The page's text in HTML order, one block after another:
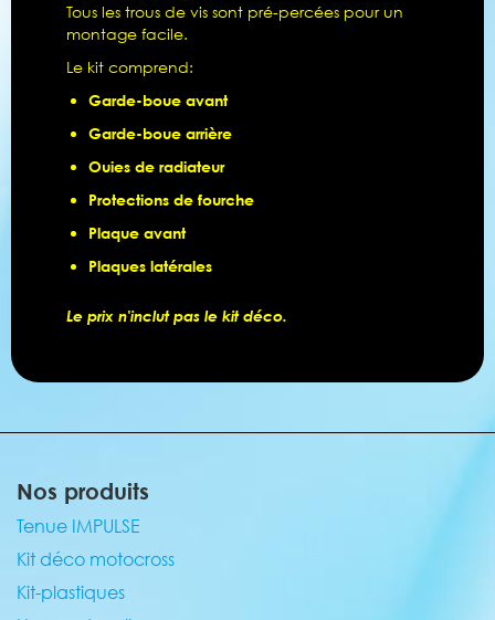
Tous les trous de vis sont pré-percées pour un
montage facile.
Le kit comprend:
Garde-boue avant
Garde-boue arrière
Ouies de radiateur
Protections de fourche
Plaque avant
Plaques latérales
Le prix n'inclut pas le kit déco.
Nos produits
Tenue IMPULSE
Kit déco motocross
Kit-plastiques